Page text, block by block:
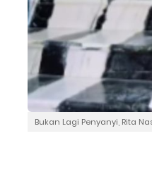
Bukan Lagi Penyanyi, Rita